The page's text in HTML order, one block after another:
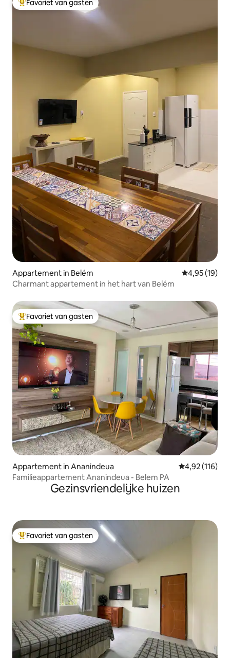
Topfavoriet van gasten
Favoriet van gasten
Appartement in Belém Gemiddelde
4,95 (19)
Charmant appartement in het hart van Belém
Topfavoriet van gasten
Favoriet van gasten
Appartement in Ananindeua Gemiddelde
4,92 (116)
Familieappartement Ananindeua - Belem PA
Gezinsvriendelijke huizen
Topfavoriet van gasten
Favoriet van gasten